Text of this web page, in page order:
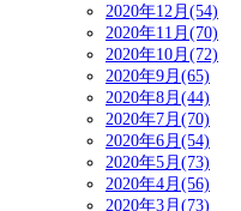
2020年12月(54)
2020年11月(70)
2020年10月(72)
2020年9月(65)
2020年8月(44)
2020年7月(70)
2020年6月(54)
2020年5月(73)
2020年4月(56)
2020年3月(73)